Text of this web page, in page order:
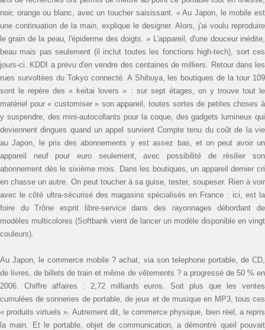
noir, orange ou blanc, avec un toucher saisissant. « Au Japon, le mobile est
une continuation de la main, explique le designer. Alors, j'ai voulu reproduire
le grain de la peau, l'épiderme des doigts. » L'appareil, d'une douceur inédite,
beau mais pas seulement (il inclut toutes les fonctions high-tech), sort ces
jours-ci. KDDI a prévu d'en vendre des centaines de milliers. Retour dans les
rues survoltées du Tokyo connecté. A Shibuya, les boutiques de la tour 109
sont le repère des « keitai lovers » : sur sept étages, on y trouve tout le
matériel pour « customiser » son appareil, toutes sortes de petites choses à
y suspendre, des mini-autocollants pour la coque, des gadgets lumineux qui
deviennent dingues quand un appel survient Compte tenu du coût de la vie
au Japon, le prix des abonnements y est assez bas, et on peut avoir un
appareil neuf pour euro seulement, avec possibilité de résilier son
abonnement dès le sixième mois. Dans les boutiques, un appareil dernier cri
en chasse un autre. On peut toucher à sa guise, tester, soupeser. Rien à voir
avec le côté ultra-sécurisé des magasins spécialisés en France : ici, est la
foire du Trône esprit libre-service dans des rayonnages débordant de
modèles multicolores (Softbank vient de lancer un modèle disponible en vingt
couleurs).
Au Japon, le commerce mobile ? achat, via son telephone portable, de CD,
de livres, de billets de train et même de vêtements ? a progressé de 50 % en
2006. Chiffre affaires : 2,72 milliards euros. Soit plus que les ventes
cumulées de sonneries de portable, de jeux et de musique en MP3, tous ces
« produits virtuels ». Autrement dit, le commerce physique, bien réel, a repris
la main. Et le portable, objet de communication, a démontré queil pouvait